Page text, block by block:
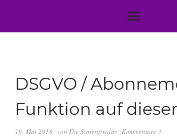
DSGVO /
Funktion auf
19. Mai 2018 von Die Störenfriedas Kommentare 3